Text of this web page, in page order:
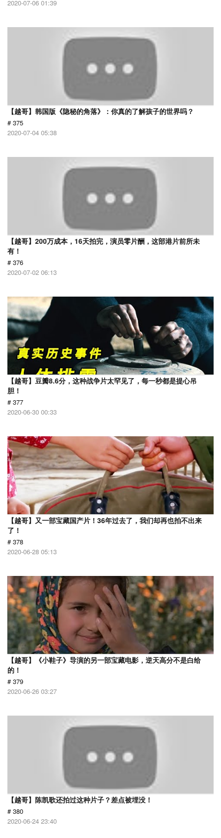
2020-07-06 01:39
【越哥】韩国版《隐秘的角落》：你真的了解孩子的世界吗？
# 375
2020-07-04 05:38
【越哥】200万成本，16天拍完，演员零片酬，这部港片前所未
有！
# 376
2020-07-02 06:13
【越哥】豆瓣8.6分，这种战争片太罕见了，每一秒都是提心吊
胆！
# 377
2020-06-30 00:33
【越哥】又一部宝藏国产片！36年过去了，我们却再也拍不出来
了！
# 378
2020-06-28 05:13
【越哥】《小鞋子》导演的另一部宝藏电影，逆天高分不是白给
的！
# 379
2020-06-26 03:27
【越哥】陈凯歌还拍过这种片子？差点被埋没！
# 380
2020-06-24 23:40